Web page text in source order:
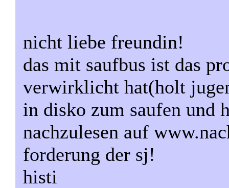
nicht liebe freundin!
das mit saufbus ist das
verwirklicht hat(holt
in disko zum saufen und
nachzulesen auf
forderung der sj!
histi